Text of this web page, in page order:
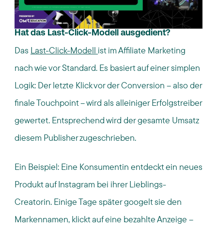
Hat das Last-Click-Modell ausgedient?
Das Last-Click-Modell ist im Affiliate Marketing
nach wie vor Standard. Es basiert auf einer simplen
Logik: Der letzte Klick vor der Conversion – also der
finale Touchpoint – wird als alleiniger Erfolgstreiber
gewertet. Entsprechend wird der gesamte Umsatz
diesem Publisher zugeschrieben.
Ein Beispiel: Eine Konsumentin entdeckt ein neues
Produkt auf Instagram bei ihrer Lieblings-
Creatorin. Einige Tage später googelt sie den
Markennamen, klickt auf eine bezahlte Anzeige –